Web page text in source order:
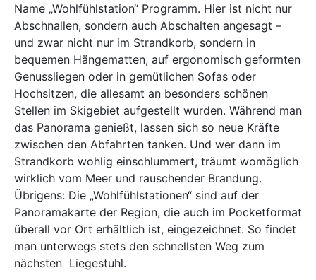
Name „Wohlfühlstation“ Programm. Hier ist nicht nur
Abschnallen, sondern auch Abschalten angesagt –
und zwar nicht nur im Strandkorb, sondern in
bequemen Hängematten, auf ergonomisch geformten
Genussliegen oder in gemütlichen Sofas oder
Hochsitzen, die allesamt an besonders schönen
Stellen im Skigebiet aufgestellt wurden. Während man
das Panorama genießt, lassen sich so neue Kräfte
zwischen den Abfahrten tanken. Und wer dann im
Strandkorb wohlig einschlummert, träumt womöglich
wirklich vom Meer und rauschender Brandung.
Übrigens: Die „Wohlfühlstationen“ sind auf der
Panoramakarte der Region, die auch im Pocketformat
überall vor Ort erhältlich ist, eingezeichnet. So findet
man unterwegs stets den schnellsten Weg zum
nächsten Liegestuhl.